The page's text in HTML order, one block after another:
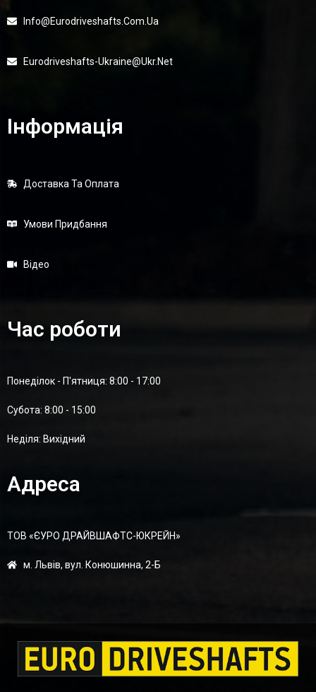
Info@eurodriveshafts.com.ua
Eurodriveshafts-Ukraine@ukr.net
Інформація
Доставка Та Оплата
Умови Придбання
Відео
Час роботи
Понеділок - П'ятниця: 8:00 - 17:00
Суботa: 8:00 - 15:00
Неділя: Вихідний
Адреса
ТОВ «ЄУРО ДРАЙВШАФТC-ЮКРЕЙН»
м. Львів, вул. Конюшинна, 2-Б